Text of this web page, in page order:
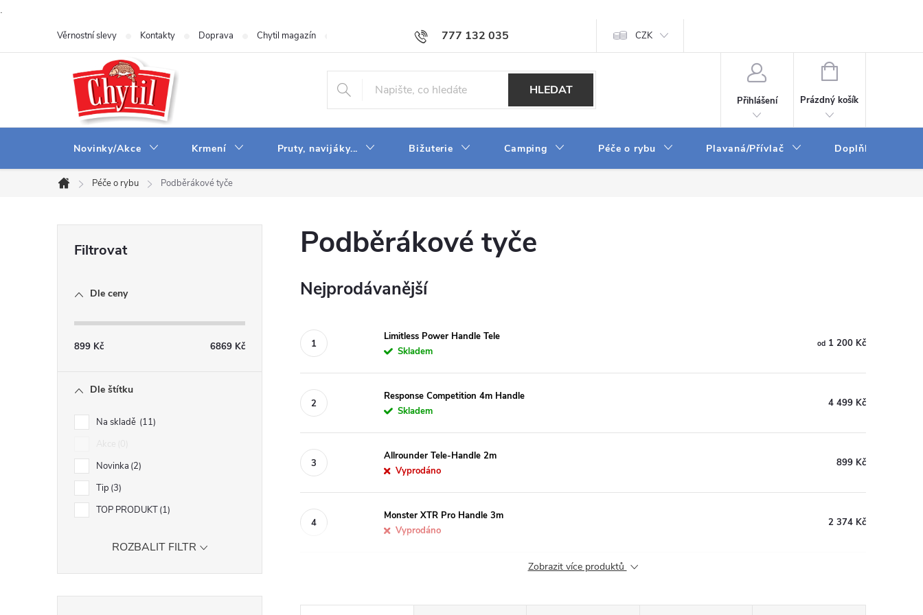
.
777 132 035
Věrnostní slevy Kontakty Doprava Chytil magazín Obchodní podmínky Velkoobchod Napište nám Zpracování osobních údajů
CZK
HLEDAT
Přihlášení
NÁKUPNÍ
Prázdný košík
Novinky/Akce Krmení Pruty, navijáky... Bižuterie Camping Péče o rybu Plavaná/Přívlač Doplňky a
Domů
Péče o rybu Podběrákové tyče
a
Dle ceny
899 Kč 6869 Kč
Dle štítku
Na skladě 11
Novinka 2
Tip 3
TOP PRODUKT 1
ROZBALIT FILTR
Podběrákové tyče
Nejprodávanější
Limitless Power Handle Tele
Skladem
od 1 200 Kč
Response Competition 4m Handle
Skladem
4 499 Kč
Allrounder Tele-Handle 2m
Vyprodáno
899 Kč
Monster XTR Pro Handle 3m
Vyprodáno
2 374 Kč
Zobrazit více produktů